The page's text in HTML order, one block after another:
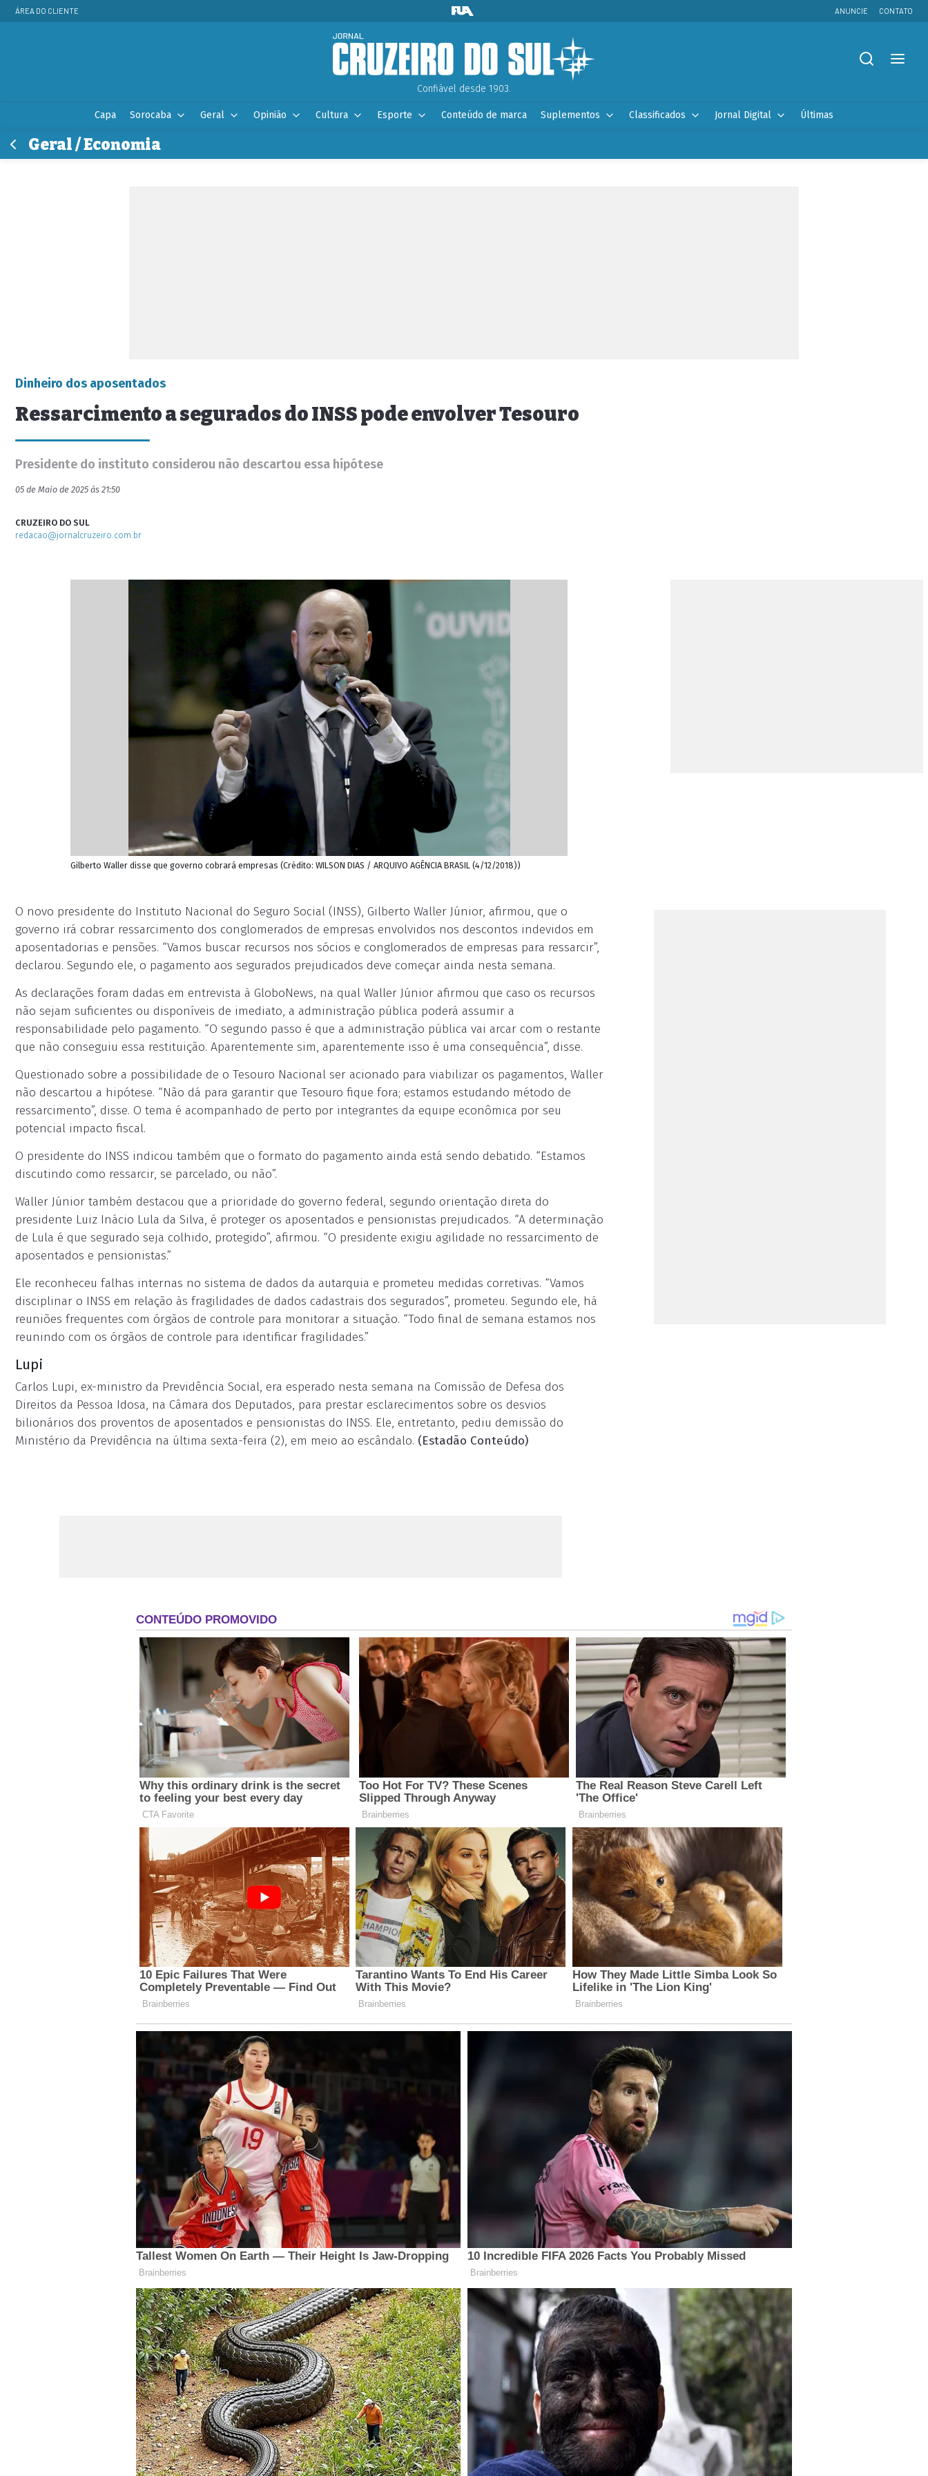
ÁREA DO CLIENTE ANUNCIE CONTATO
Confiável desde 1903.
Capa Sorocaba Geral Opinião Cultura Esporte Conteúdo de marca Suplementos Classificados Jornal Digital Últimas
Geral / Economia
Dinheiro dos aposentados
Ressarcimento a segurados do INSS pode envolver Tesouro
Presidente do instituto considerou não descartou essa hipótese
05 de Maio de 2025 às 21:50
CRUZEIRO DO SUL
redacao@jornalcruzeiro.com.br
Gilberto Waller disse que governo cobrará empresas (Crédito: WILSON DIAS / ARQUIVO AGÊNCIA BRASIL (4/12/2018))
O novo presidente do Instituto Nacional do Seguro Social (INSS), Gilberto Waller Júnior, afirmou, que o
governo irá cobrar ressarcimento dos conglomerados de empresas envolvidos nos descontos indevidos em
aposentadorias e pensões. “Vamos buscar recursos nos sócios e conglomerados de empresas para ressarcir”,
declarou. Segundo ele, o pagamento aos segurados prejudicados deve começar ainda nesta semana.
As declarações foram dadas em entrevista à GloboNews, na qual Waller Júnior afirmou que caso os recursos
não sejam suficientes ou disponíveis de imediato, a administração pública poderá assumir a
responsabilidade pelo pagamento. “O segundo passo é que a administração pública vai arcar com o restante
que não conseguiu essa restituição. Aparentemente sim, aparentemente isso é uma consequência”, disse.
Questionado sobre a possibilidade de o Tesouro Nacional ser acionado para viabilizar os pagamentos, Waller
não descartou a hipótese. “Não dá para garantir que Tesouro fique fora; estamos estudando método de
ressarcimento”, disse. O tema é acompanhado de perto por integrantes da equipe econômica por seu
potencial impacto fiscal.
O presidente do INSS indicou também que o formato do pagamento ainda está sendo debatido. “Estamos
discutindo como ressarcir, se parcelado, ou não”.
Waller Júnior também destacou que a prioridade do governo federal, segundo orientação direta do
presidente Luiz Inácio Lula da Silva, é proteger os aposentados e pensionistas prejudicados. “A determinação
de Lula é que segurado seja colhido, protegido”, afirmou. “O presidente exigiu agilidade no ressarcimento de
aposentados e pensionistas.”
Ele reconheceu falhas internas no sistema de dados da autarquia e prometeu medidas corretivas. “Vamos
disciplinar o INSS em relação às fragilidades de dados cadastrais dos segurados”, prometeu. Segundo ele, há
reuniões frequentes com órgãos de controle para monitorar a situação. “Todo final de semana estamos nos
reunindo com os órgãos de controle para identificar fragilidades.”
Lupi
Carlos Lupi, ex-ministro da Previdência Social, era esperado nesta semana na Comissão de Defesa dos
Direitos da Pessoa Idosa, na Câmara dos Deputados, para prestar esclarecimentos sobre os desvios
bilionários dos proventos de aposentados e pensionistas do INSS. Ele, entretanto, pediu demissão do
Ministério da Previdência na última sexta-feira (2), em meio ao escândalo. (Estadão Conteúdo)